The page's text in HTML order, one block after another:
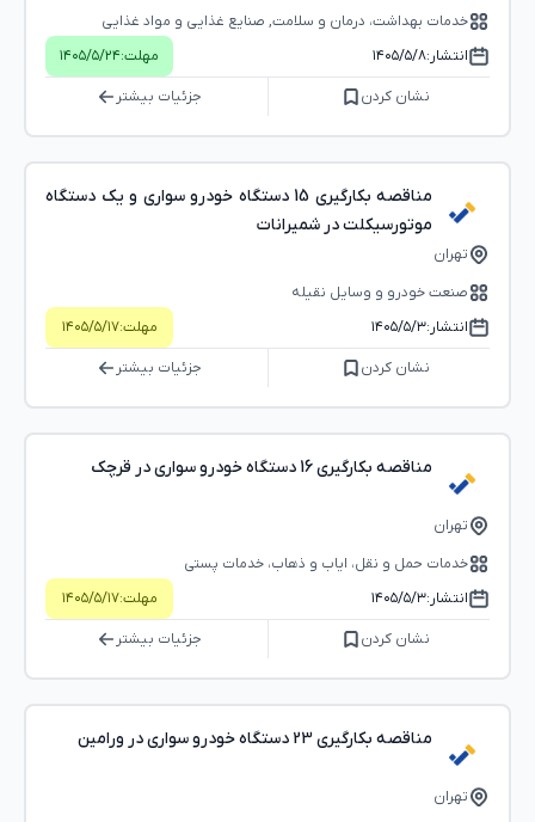
خدمات بهداشت، درمان و سلامت, صنایع غذایی و مواد غذایی
انتشار:۱۴۰۵/۵/۸ مهلت:۱۴۰۵/۵/۲۴
نشان کردن جزئیات بیشتر
مناقصه بکارگیری 15 دستگاه خودرو سواری و یک دستگاه
موتورسیکلت در شمیرانات
تهران
صنعت خودرو و وسایل نقیله
انتشار:۱۴۰۵/۵/۳ مهلت:۱۴۰۵/۵/۱۷
نشان کردن جزئیات بیشتر
مناقصه بکارگیری 16 دستگاه خودرو سواری در قرچک
تهران
خدمات حمل و نقل، ایاب و ذهاب، خدمات پستی
انتشار:۱۴۰۵/۵/۳ مهلت:۱۴۰۵/۵/۱۷
نشان کردن جزئیات بیشتر
مناقصه بکارگیری 23 دستگاه خودرو سواری در ورامین
تهران